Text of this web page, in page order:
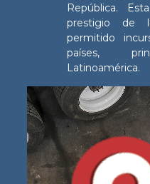
República.
prestigio de
permitido
países,
Latinoamérica.